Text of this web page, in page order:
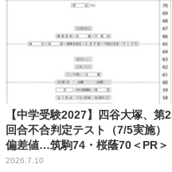
【中学受験2027】四谷大塚、第2
回合不合判定テスト（7/5実施）
偏差値…筑駒74・桜蔭70＜PR＞
2026.7.10